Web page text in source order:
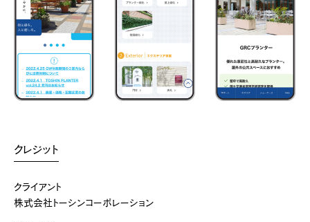
クレジット
クライアント
株式会社トーシンコーポレーション